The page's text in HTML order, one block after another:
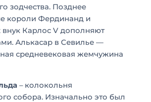
зодчества. Позднее
короли Фердинанд и
внук Карлос V дополняют
Алькасар в Севилье —
средневековая жемчужина
– колокольня
собора. Изначально это был